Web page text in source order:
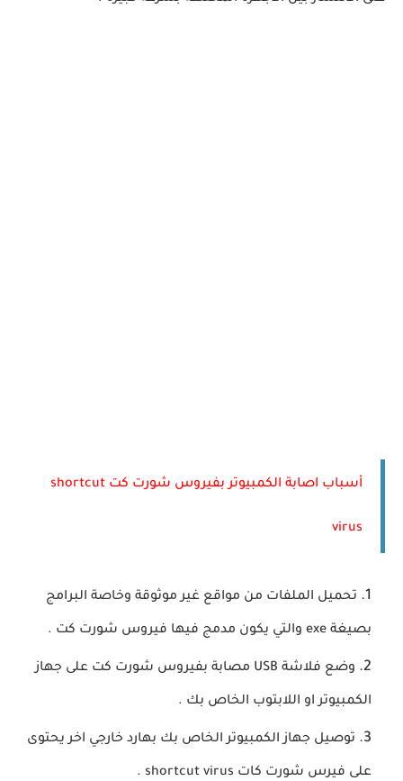
أسباب اصابة الكمبيوتر بفيروس شورت كت shortcut
virus
تحميل الملفات من مواقع غير موثوقة وخاصة البرامج
بصيغة exe والتي يكون مدمج فيها فيروس شورت كت .
وضع فلاشة USB مصابة بفيروس شورت كت على جهاز
الكمبيوتر او اللابتوب الخاص بك .
توصيل جهاز الكمبيوتر الخاص بك بهارد خارجي اخر يحتوى
على فيرس شورت كات shortcut virus .